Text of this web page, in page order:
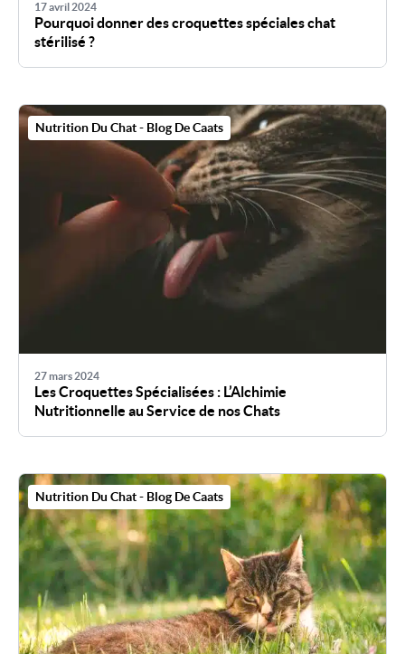
17 avril 2024
Pourquoi donner des croquettes spéciales chat
stérilisé ?
Nutrition Du Chat - Blog De Caats
27 mars 2024
Les Croquettes Spécialisées : L’Alchimie
Nutritionnelle au Service de nos Chats
Nutrition Du Chat - Blog De Caats